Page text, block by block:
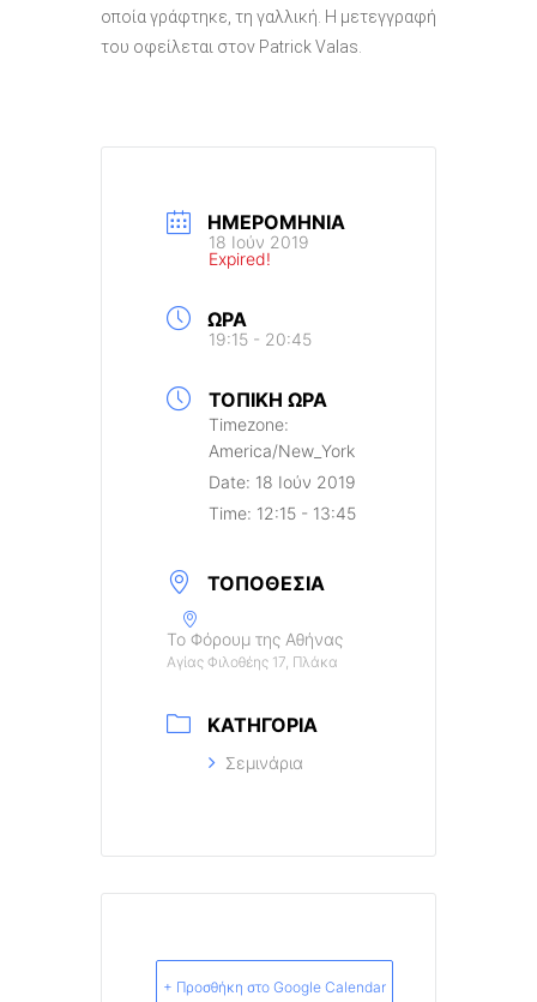
οποία γράφτηκε, τη γαλλική. Η μετεγγραφή
του οφείλεται στον Patrick Valas.
ΗΜΕΡΟΜΗΝΊΑ
18 Ιούν 2019
Expired!
ΏΡΑ
19:15 - 20:45
ΤΟΠΙΚΉ ΏΡΑ
Timezone:
America/New_York
Date: 18 Ιούν 2019
Time: 12:15 - 13:45
ΤΟΠΟΘΕΣΊΑ
Το Φόρουμ της Αθήνας
Αγίας Φιλοθέης 17, Πλάκα
ΚΑΤΗΓΟΡΊΑ
Σεμινάρια
+ Προσθήκη στο Google Calendar